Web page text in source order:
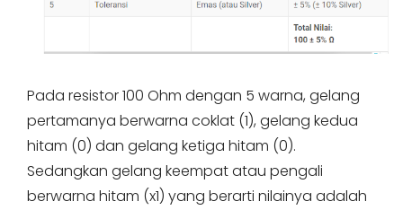
Pada resistor 100 Ohm dengan 5 warna, gelang
pertamanya berwarna coklat (1), gelang kedua
hitam (0) dan gelang ketiga hitam (0).
Sedangkan gelang keempat atau pengali
berwarna hitam (x1) yang berarti nilainya adalah